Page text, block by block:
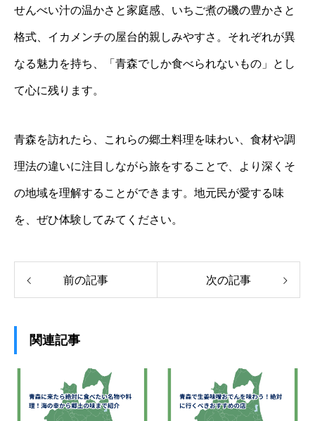
せんべい汁の温かさと家庭感、いちご煮の磯の豊かさと
格式、イカメンチの屋台的親しみやすさ。それぞれが異
なる魅力を持ち、「青森でしか食べられないもの」とし
て心に残ります。
青森を訪れたら、これらの郷土料理を味わい、食材や調
理法の違いに注目しながら旅をすることで、より深くそ
の地域を理解することができます。地元民が愛する味
を、ぜひ体験してみてください。
前の記事 次の記事
関連記事